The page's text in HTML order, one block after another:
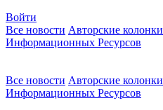
Войти
Все новости Авторские колонки
Информационных Ресурсов
Все новости Авторские колонки
Информационных Ресурсов